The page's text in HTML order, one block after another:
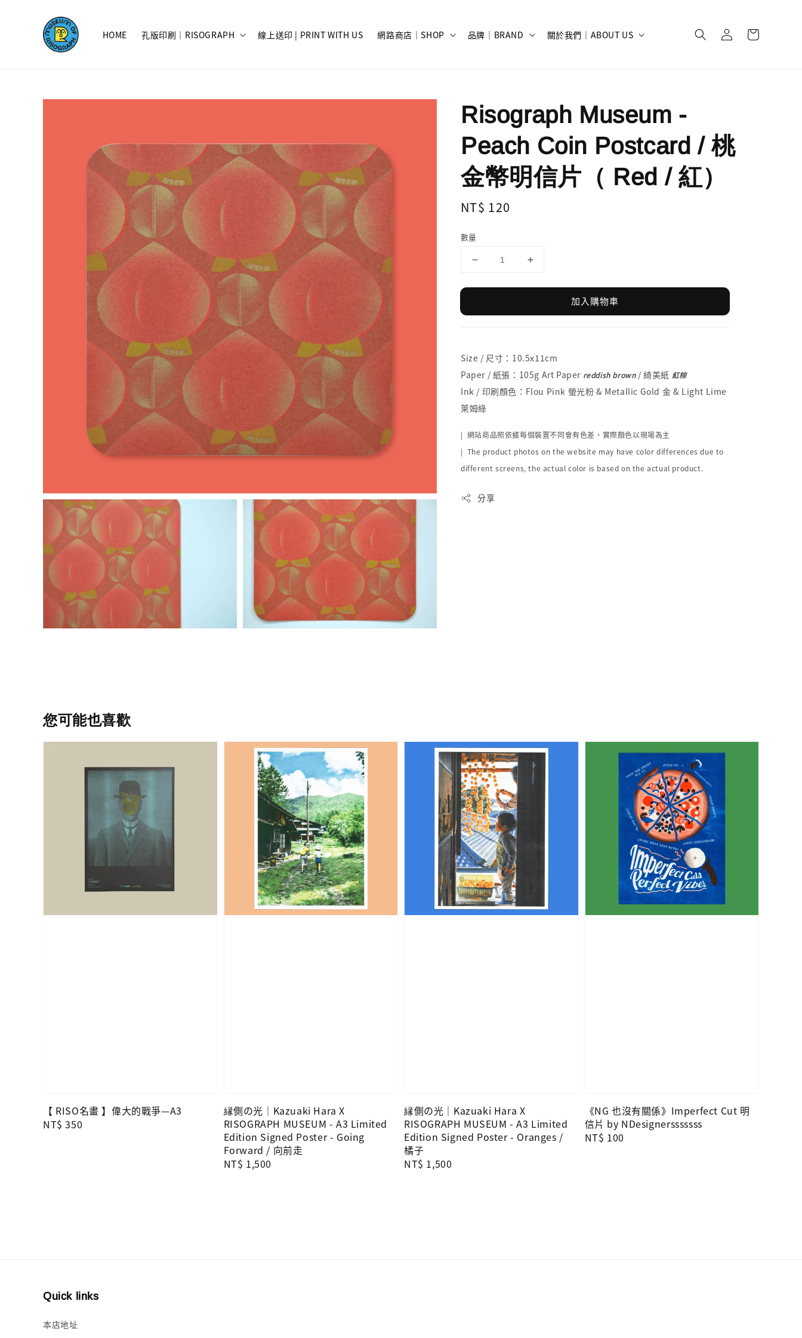
HOME 孔版印刷｜RISOGRAPH 線上送印 | PRINT WITH US 網路商店｜SHOP 品牌｜BRAND 關於我們｜ABOUT US
Risograph Museum -
Peach Coin Postcard / 桃
金幣明信片（ Red / 紅）
Regular
NT$ 120
數量
加入購物車
Size / 尺寸：10.5x11cm
Paper / 紙張：105g Art Paper reddish brown/ 綺美紙 紅棕
Ink / 印刷顏色：Flou Pink 螢光粉 & Metallic Gold 金 & Light Lime
萊姆綠
| 網站商品照依據每個裝置不同會有色差，實際顏色以現場為主
| The product photos on the website may have color differences due to
different screens, the actual color is based on the actual product.
分享
您可能也喜歡
【 RISO名畫 】偉大的戰爭—A3
Regular
NT$ 350
縁側の光｜Kazuaki Hara X
RISOGRAPH MUSEUM - A3 Limited
Edition Signed Poster - Going
Forward / 向前走
Regular
NT$ 1,500
縁側の光｜Kazuaki Hara X
RISOGRAPH MUSEUM - A3 Limited
Edition Signed Poster - Oranges /
橘子
Regular
NT$ 1,500
《NG 也沒有關係》Imperfect Cut 明
信片 by NDesignersssssss
Regular
NT$ 100
Quick links
本店地址